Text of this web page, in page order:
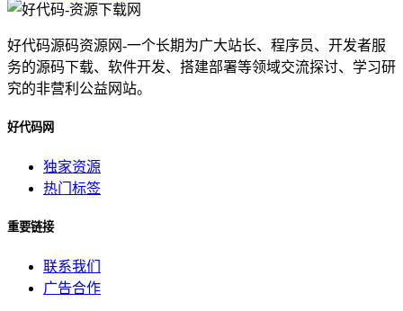
好代码源码资源网-一个长期为广大站长、程序员、开发者服
务的源码下载、软件开发、搭建部署等领域交流探讨、学习研
究的非营利公益网站。
好代码网
独家资源
热门标签
重要链接
联系我们
广告合作